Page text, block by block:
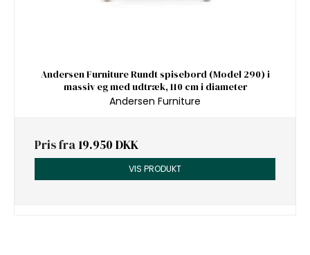
Andersen Furniture Rundt spisebord (Model 290) i
massiv eg med udtræk, 110 cm i diameter
Andersen Furniture
Pris fra 19.950 DKK
VIS PRODUKT